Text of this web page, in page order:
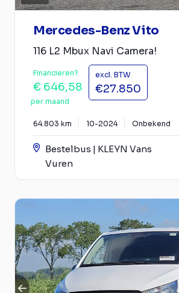
Mercedes-Benz Vito
116 L2 Mbux Navi Camera!
Financieren?
€ 646,58
per maand
excl. BTW
€27.850
64.803 km 10-2024 Onbekend
Bestelbus | KLEYN Vans
Vuren